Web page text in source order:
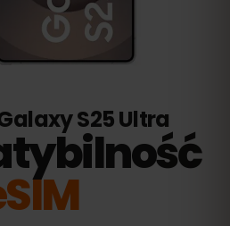
S25 Ultra